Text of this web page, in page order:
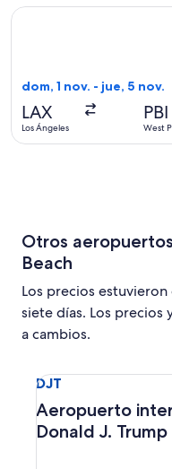
dom, 1 nov. - jue, 5 nov.
LAX
Los Ángeles
PBI
West
Seleccionar vuelo de
Otros
Beach
Los precios
siete días. Los precios
a cambios.
DJT
Aeropuerto
Donald J. Trump